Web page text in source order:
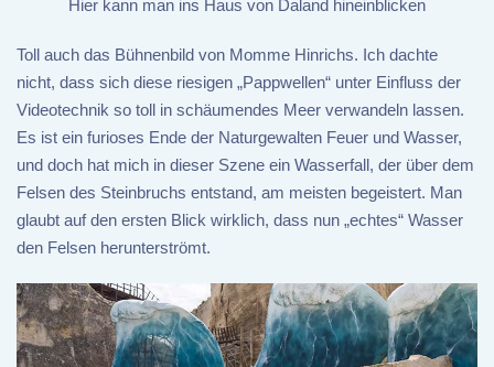
Hier kann man ins Haus von Daland hineinblicken
Toll auch das Bühnenbild von Momme Hinrichs. Ich dachte
nicht, dass sich diese riesigen „Pappwellen“ unter Einfluss der
Videotechnik so toll in schäumendes Meer verwandeln lassen.
Es ist ein furioses Ende der Naturgewalten Feuer und Wasser,
und doch hat mich in dieser Szene ein Wasserfall, der über dem
Felsen des Steinbruchs entstand, am meisten begeistert. Man
glaubt auf den ersten Blick wirklich, dass nun „echtes“ Wasser
den Felsen herunterströmt.